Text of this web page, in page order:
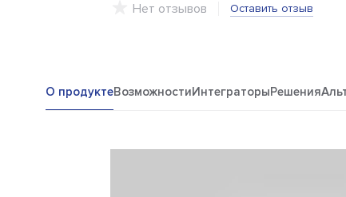
Нет отзывов Оставить отзыв
О продуктеВозможностиИнтеграторыРешения